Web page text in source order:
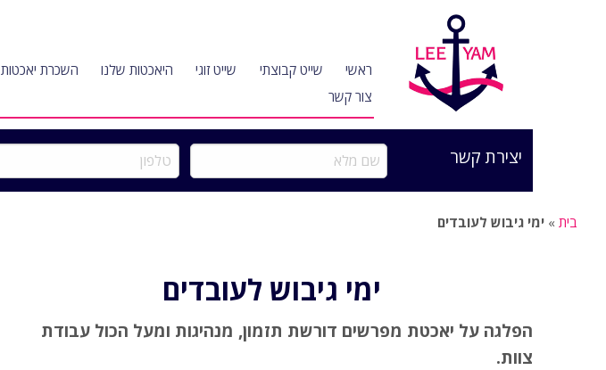
ראשי שייט קבוצתי שייט זוגי היאכטות שלנו השכרת יאכטות
צור קשר
יצירת קשר
שם
מלא
טלפון
בית » ימי גיבוש לעובדים
ימי גיבוש לעובדים
הפלגה על יאכטת מפרשים דורשת תזמון, מנהיגות ומעל הכול עבודת
צוות.